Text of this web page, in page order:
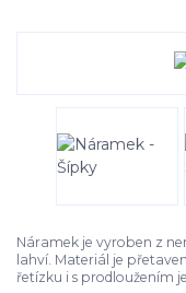
Náramek je vyroben z
lahví. Materiál je
řetízku i s prodloužením